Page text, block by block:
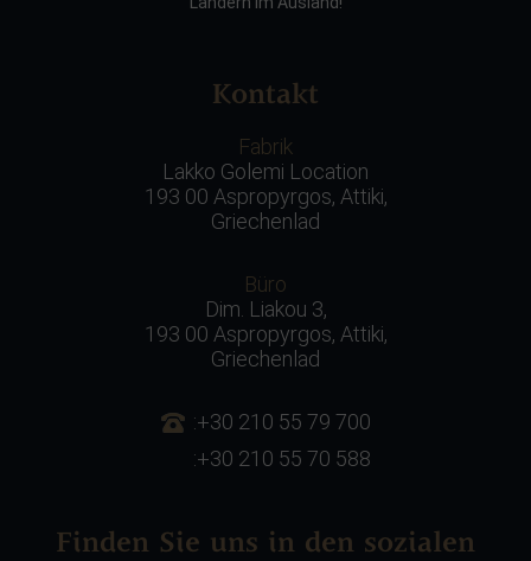
Kontakt
Fabrik
Lakko Golemi Location
193 00 Aspropyrgos, Attiki,
Griechenlad
Büro
Dim. Liakou 3,
193 00 Aspropyrgos, Attiki,
Griechenlad
:+30 210 55 79 700
:+30 210 55 70 588
Finden Sie uns in den sozialen